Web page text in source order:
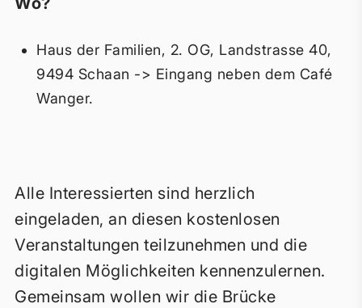
Haus der Familien, 2. OG, Landstrasse 40,
9494 Schaan -> Eingang neben dem Café
Wanger.
Alle Interessierten sind herzlich
eingeladen, an diesen kostenlosen
Veranstaltungen teilzunehmen und die
digitalen Möglichkeiten kennenzulernen.
Gemeinsam wollen wir die Brücke